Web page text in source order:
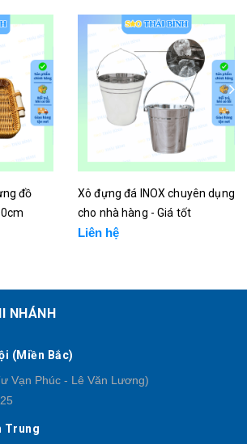
đồ
Xô đựng đá INOX chuyên dụng
cho nhà hàng - Giá tốt
Liên hệ
NHÁNH
(Miền Bắc)
Vạn Phúc - Lê Văn Lương)
Trung